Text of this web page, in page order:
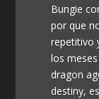
Bungie
por que
repetitivo
los
dragon
destiny,